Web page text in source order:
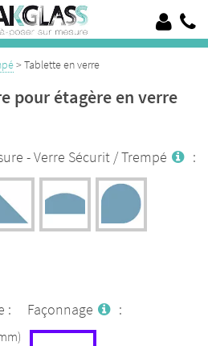
de 4 à 19 mm, 100% Verre trempé sécurit
verre pour garde corps, verrières
> Tablette en verre
pour étagère en verre
- Verre Sécurit / Trempé :
: Façonnage :